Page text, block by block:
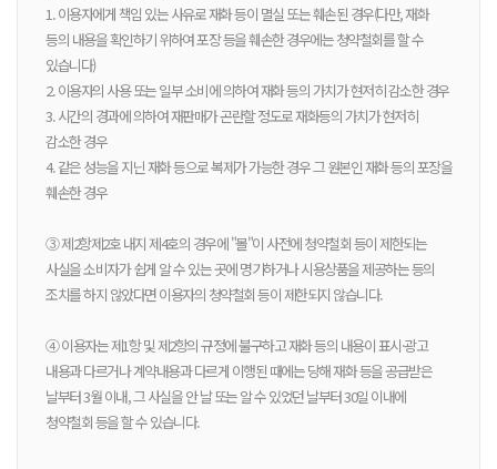
1. 이용자에게 책임 있는 사유로 재화 등이 멸실 또는 훼손된 경우(다만, 재화
등의 내용을 확인하기 위하여 포장 등을 훼손한 경우에는 청약철회를 할 수
있습니다)
2. 이용자의 사용 또는 일부 소비에 의하여 재화 등의 가치가 현저히 감소한 경우
3. 시간의 경과에 의하여 재판매가 곤란할 정도로 재화등의 가치가 현저히
감소한 경우
4. 같은 성능을 지닌 재화 등으로 복제가 가능한 경우 그 원본인 재화 등의 포장을
훼손한 경우
③ 제2항제2호 내지 제4호의 경우에 "몰"이 사전에 청약철회 등이 제한되는
사실을 소비자가 쉽게 알 수 있는 곳에 명기하거나 시용상품을 제공하는 등의
조치를 하지 않았다면 이용자의 청약철회 등이 제한되지 않습니다.
④ 이용자는 제1항 및 제2항의 규정에 불구하고 재화 등의 내용이 표시·광고
내용과 다르거나 계약내용과 다르게 이행된 때에는 당해 재화 등을 공급받은
날부터 3월 이내, 그 사실을 안 날 또는 알 수 있었던 날부터 30일 이내에
청약철회 등을 할 수 있습니다.